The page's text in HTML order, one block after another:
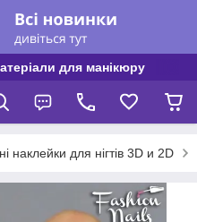
для манікюру
наклейки для нігтів 3D и 2D